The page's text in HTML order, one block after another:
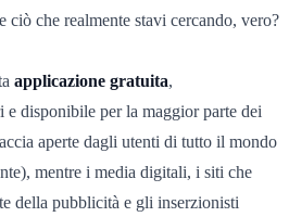
ciò che realmente stavi cercando, vero?
applicazione gratuita,
disponibile per la maggior parte dei
aperte dagli utenti di tutto il mondo
mentre i media digitali, i siti che
della pubblicità e gli inserzionisti